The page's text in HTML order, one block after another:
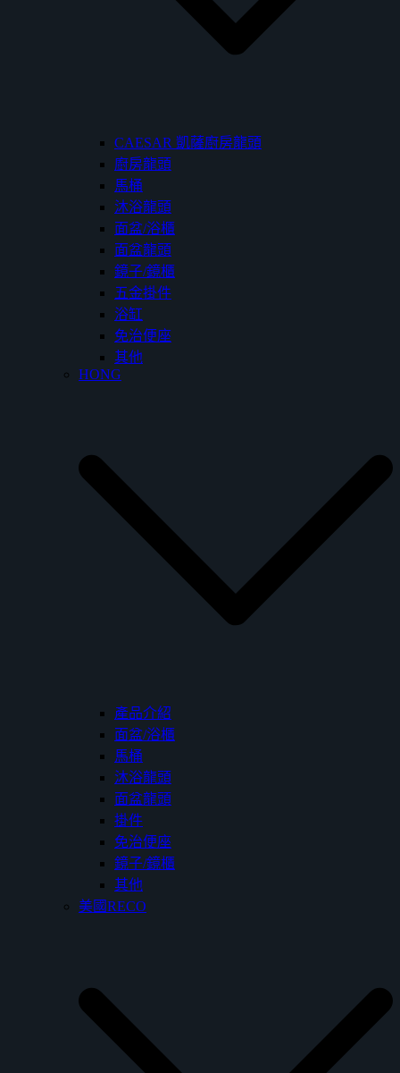
CAESAR 凱薩廚房龍頭
廚房龍頭
馬桶
沐浴龍頭
面盆/浴櫃
面盆龍頭
鏡子/鏡櫃
五金掛件
浴缸
免治便座
其他
HONG
產品介紹
面盆/浴櫃
馬桶
沐浴龍頭
面盆龍頭
掛件
免治便座
鏡子/鏡櫃
其他
美國RECO